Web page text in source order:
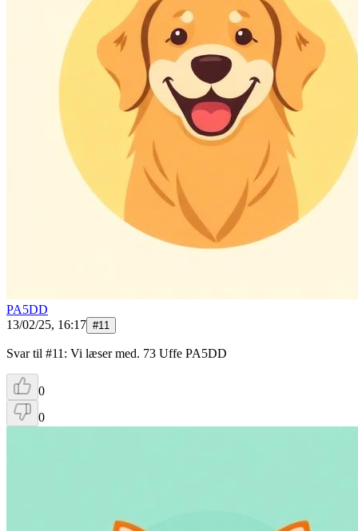
PA5DD
13/02/25, 16:17 #11
Svar til #11: Vi læser med. 73 Uffe PA5DD
0
0